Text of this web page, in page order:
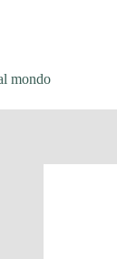
mondo